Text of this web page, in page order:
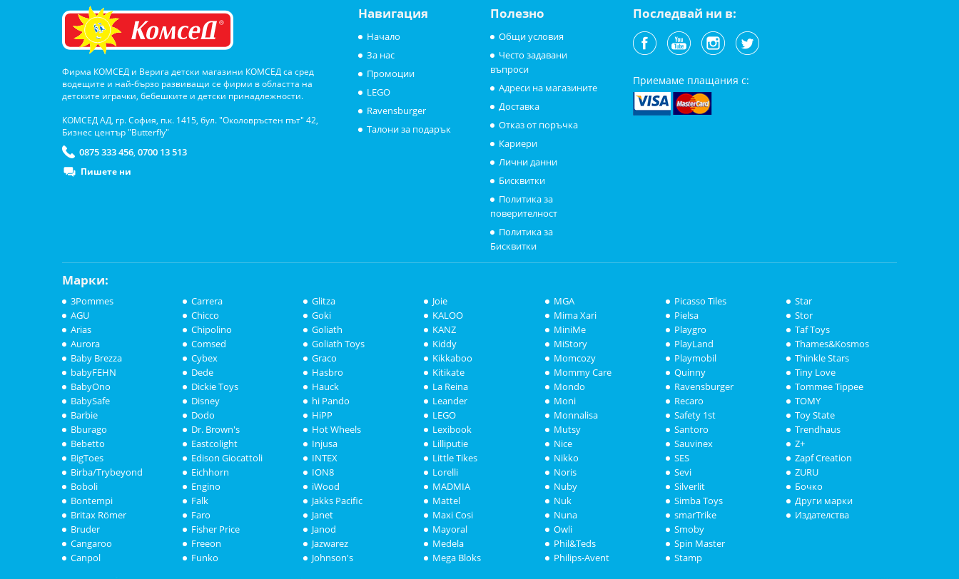
Фирма КОМСЕД и Верига детски магазини КОМСЕД са сред
водещите и най-бързо развиващи се фирми в областта на
детските играчки, бебешките и детски принадлежности.
КОМСЕД АД, гр. София, п.к. 1415, бул. "Околовръстен път" 42,
Бизнес център "Butterfly"
0875 333 456, 0700 13 513
Пишете ни
Навигация
Начало
За нас
Промоции
LEGO
Ravensburger
Талони за подарък
Полезно
Общи условия
Често задавани
въпроси
Адреси на магазините
Доставка
Отказ от поръчка
Кариери
Лични данни
Бисквитки
Политика за
поверителност
Политика за
Бисквитки
Последвай ни в:
Приемаме плащания с:
Марки:
3Pommes
AGU
Arias
Aurora
Baby Brezza
babyFEHN
BabyOno
BabySafe
Barbie
Bburago
Bebetto
BigToes
Birba/Trybeyond
Boboli
Bontempi
Britax Römer
Bruder
Cangaroo
Canpol
Carrera
Chicco
Chipolino
Comsed
Cybex
Dede
Dickie Toys
Disney
Dodo
Dr. Brown's
Eastcolight
Edison Giocattoli
Eichhorn
Engino
Falk
Faro
Fisher Price
Freeon
Funko
Glitza
Goki
Goliath
Goliath Toys
Graco
Hasbro
Hauck
hi Pando
HiPP
Hot Wheels
Injusa
INTEX
ION8
iWood
Jakks Pacific
Janet
Janod
Jazwarez
Johnson's
Joie
KALOO
KANZ
Kiddy
Kikkaboo
Kitikate
La Reina
Leander
LEGO
Lexibook
Lilliputie
Little Tikes
Lorelli
MADMIA
Mattel
Maxi Cosi
Mayoral
Medela
Mega Bloks
MGA
Mima Xari
MiniMe
MiStory
Momcozy
Mommy Care
Mondo
Moni
Monnalisa
Mutsy
Nice
Nikko
Noris
Nuby
Nuk
Nuna
Owli
Phil&Teds
Philips-Avent
Picasso Tiles
Pielsa
Playgro
PlayLand
Playmobil
Quinny
Ravensburger
Recaro
Safety 1st
Santoro
Sauvinex
SES
Sevi
Silverlit
Simba Toys
smarTrike
Smoby
Spin Master
Stamp
Star
Stor
Taf Toys
Thames&Kosmos
Thinkle Stars
Tiny Love
Tommee Tippee
TOMY
Toy State
Trendhaus
Z+
Zapf Creation
ZURU
Бочко
Други марки
Издателства